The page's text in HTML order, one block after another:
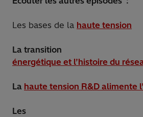
Les bases de la haute tension
La transition
énergétique et l’histoire du
La haute tension R&D alimente
Les